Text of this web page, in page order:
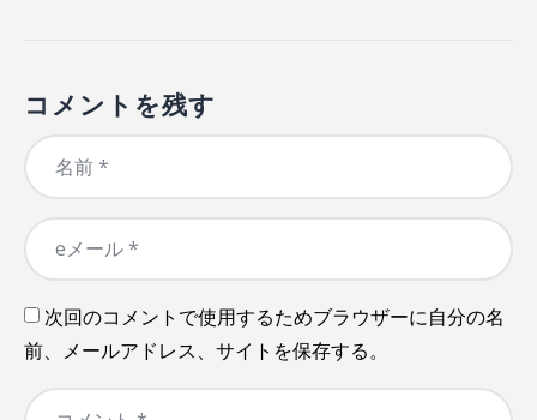
コメントを残す
次回のコメントで使用するためブラウザーに自分の名
前、メールアドレス、サイトを保存する。